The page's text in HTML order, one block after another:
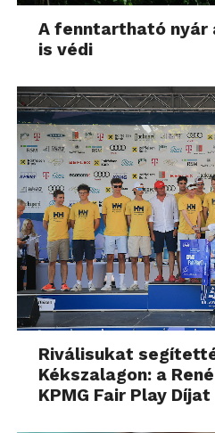
A fenntartható nyár
is védi
Riválisukat
Kékszalagon: a
KPMG Fair Play Díjat